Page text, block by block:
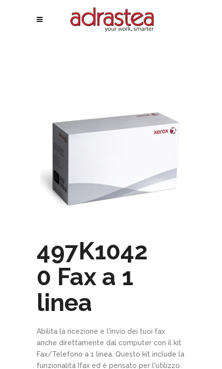
497K1042
0 Fax a 1
linea
Abilita la ricezione e l'invio dei tuoi fax
anche direttamente dal computer con il kit
Fax/Telefono a 1 linea. Questo kit include la
funzionalità Ifax ed è pensato per l'utilizzo